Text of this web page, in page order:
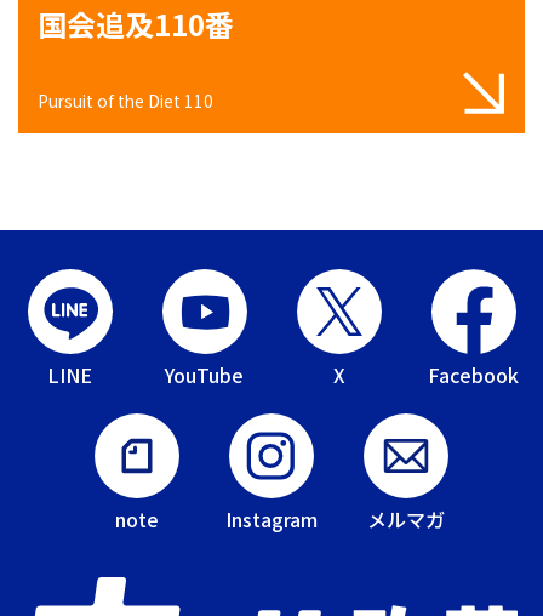
国会追及110番
Pursuit of the Diet 110
LINE YouTube X Facebook
note Instagram メルマガ